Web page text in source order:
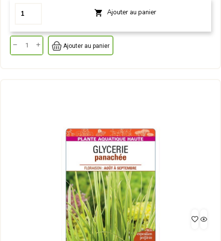
 Ajouter au panier
Ajouter au panier